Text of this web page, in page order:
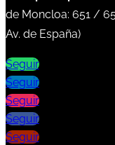
de Moncloa: 651 /
Av. de España)
Seguir
Seguir
Seguir
Seguir
Seguir